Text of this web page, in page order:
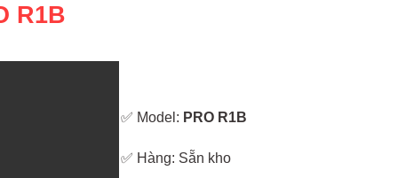
R1B
✅ Model: PRO R1B
✅ Hàng: Sẵn kho